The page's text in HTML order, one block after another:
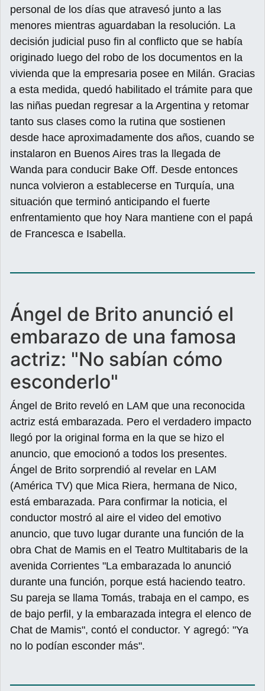
personal de los días que atravesó junto a las
menores mientras aguardaban la resolución. La
decisión judicial puso fin al conflicto que se había
originado luego del robo de los documentos en la
vivienda que la empresaria posee en Milán. Gracias
a esta medida, quedó habilitado el trámite para que
las niñas puedan regresar a la Argentina y retomar
tanto sus clases como la rutina que sostienen
desde hace aproximadamente dos años, cuando se
instalaron en Buenos Aires tras la llegada de
Wanda para conducir Bake Off. Desde entonces
nunca volvieron a establecerse en Turquía, una
situación que terminó anticipando el fuerte
enfrentamiento que hoy Nara mantiene con el papá
de Francesca e Isabella.
Ángel de Brito anunció el
embarazo de una famosa
actriz: "No sabían cómo
esconderlo"
Ángel de Brito reveló en LAM que una reconocida
actriz está embarazada. Pero el verdadero impacto
llegó por la original forma en la que se hizo el
anuncio, que emocionó a todos los presentes.
Ángel de Brito sorprendió al revelar en LAM
(América TV) que Mica Riera, hermana de Nico,
está embarazada. Para confirmar la noticia, el
conductor mostró al aire el video del emotivo
anuncio, que tuvo lugar durante una función de la
obra Chat de Mamis en el Teatro Multitabaris de la
avenida Corrientes "La embarazada lo anunció
durante una función, porque está haciendo teatro.
Su pareja se llama Tomás, trabaja en el campo, es
de bajo perfil, y la embarazada integra el elenco de
Chat de Mamis", contó el conductor. Y agregó: "Ya
no lo podían esconder más".